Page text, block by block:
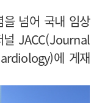
넘어 국내 임상
널 JACC(Journal
에 게재